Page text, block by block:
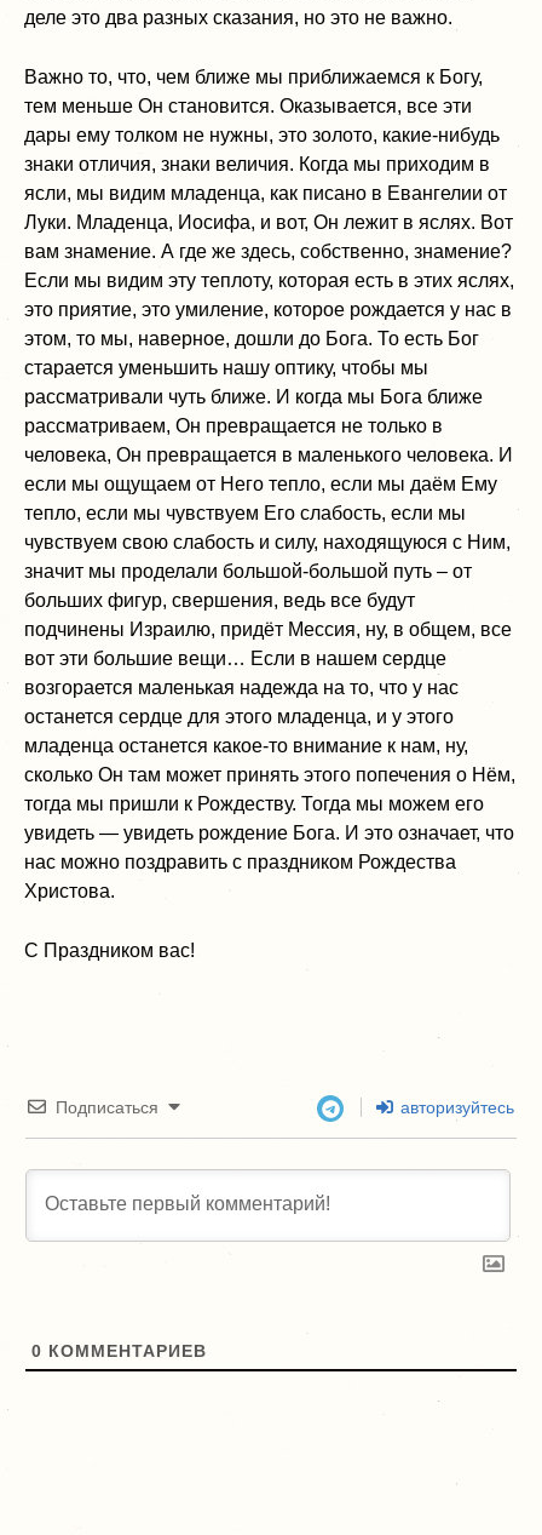
деле это два разных сказания, но это не важно.
Важно то, что, чем ближе мы приближаемся к Богу,
тем меньше Он становится. Оказывается, все эти
дары ему толком не нужны, это золото, какие-нибудь
знаки отличия, знаки величия. Когда мы приходим в
ясли, мы видим младенца, как писано в Евангелии от
Луки. Младенца, Иосифа, и вот, Он лежит в яслях. Вот
вам знамение. А где же здесь, собственно, знамение?
Если мы видим эту теплоту, которая есть в этих яслях,
это приятие, это умиление, которое рождается у нас в
этом, то мы, наверное, дошли до Бога. То есть Бог
старается уменьшить нашу оптику, чтобы мы
рассматривали чуть ближе. И когда мы Бога ближе
рассматриваем, Он превращается не только в
человека, Он превращается в маленького человека. И
если мы ощущаем от Него тепло, если мы даём Ему
тепло, если мы чувствуем Его слабость, если мы
чувствуем свою слабость и силу, находящуюся с Ним,
значит мы проделали большой-большой путь – от
больших фигур, свершения, ведь все будут
подчинены Израилю, придёт Мессия, ну, в общем, все
вот эти большие вещи… Если в нашем сердце
возгорается маленькая надежда на то, что у нас
останется сердце для этого младенца, и у этого
младенца останется какое-то внимание к нам, ну,
сколько Он там может принять этого попечения о Нём,
тогда мы пришли к Рождеству. Тогда мы можем его
увидеть — увидеть рождение Бога. И это означает, что
нас можно поздравить с праздником Рождества
Христова.
С Праздником вас!
Подписаться авторизуйтесь
0 КОММЕНТАРИЕВ